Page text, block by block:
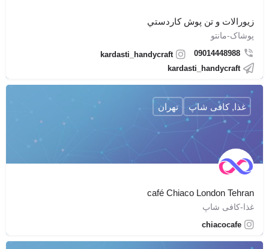
زيورالات و تن پوش كاردستي
پوشاک-مانتو
09014448988
kardasti_handycraft
kardasti_handycraft
café Chiaco London Tehran
غذا-کافی شاپ
chiacocafe
غذا, کافی شاپ تهران